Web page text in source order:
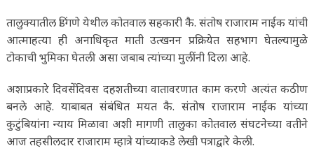
तालुक्यातील डिंगणे येथील कोतवाल सहकारी कै. संतोष राजाराम नाईक यांची
आत्माहत्या ही अनाधिकृत माती उत्खनन प्रक्रियेत सहभाग घेतल्यामुळे
टोकाची भुमिका घेतली असा जबाब त्यांच्या मुलींनी दिला आहे.
अशाप्रकारे दिवसेंदिवस दहशतीच्या वातावरणात काम करणे अत्यंत कठीण
बनले आहे. याबाबत संबंधित मयत कै. संतोष राजाराम नाईक यांच्या
कुटुंबियांना न्याय मिळावा अशी मागणी तालुका कोतवाल संघटनेच्या वतीने
आज तहसीलदार राजाराम म्हात्रे यांच्याकडे लेखी पत्राद्वारे केली.